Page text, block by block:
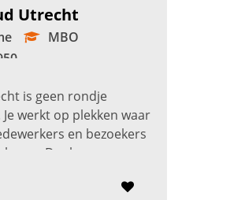
Utrecht
MBO
is geen rondje
werkt op plekken waar
en bezoekers
Denk aan
zorglocati...